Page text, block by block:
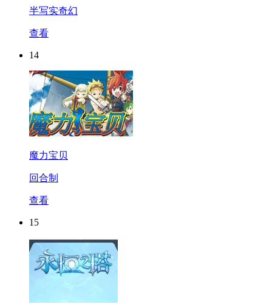
半写实奇幻
查看
14
魔力宝贝
回合制
查看
15